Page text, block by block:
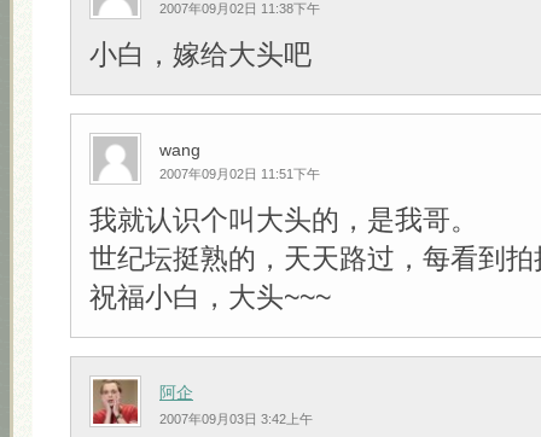
2007年09月02日 11:38下午
小白，嫁给大头吧
wang
2007年09月02日 11:51下午
我就认识个叫大头的，是我哥。
世纪坛挺熟的，天天路过，每看到
祝福小白，大头~~~
阿企
2007年09月03日 3:42上午